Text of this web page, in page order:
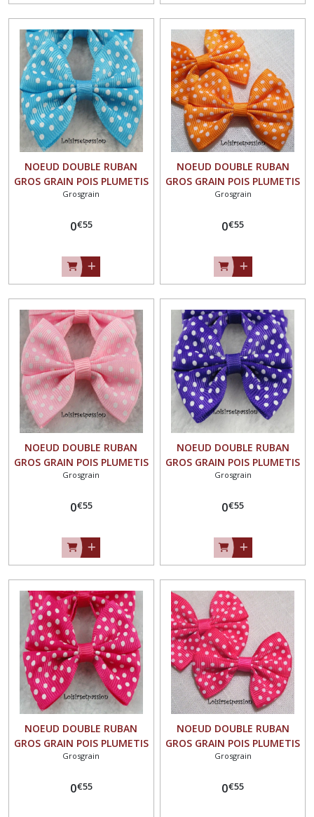
NOEUD DOUBLE RUBAN
GROS GRAIN POIS PLUMETIS
/ TURQUOISE CLAIR ** 5,5 x
pour Mariage couture
N°01
Grosgrain
0€55
NOEUD DOUBLE RUBAN
GROS GRAIN POIS PLUMETIS
/ ORANGE ** 5,5 x 4,5 cm **
Mariage couture barrette -
Grosgrain
0€55
NOEUD DOUBLE RUBAN
GROS GRAIN POIS PLUMETIS
/ ROSE ** 5,5 x 4,5 cm **
Mariage couture barrette -
Grosgrain
0€55
NOEUD DOUBLE RUBAN
GROS GRAIN POIS PLUMETIS
/ VIOLET ** 5,5 x 4,5 cm **
Mariage couture barrette -
Grosgrain
0€55
NOEUD DOUBLE RUBAN
GROS GRAIN POIS PLUMETIS
/ FUCHSIA ** 5,5 x 4,5 cm **
Mariage couture barrette -
Grosgrain
0€55
NOEUD DOUBLE RUBAN
GROS GRAIN POIS PLUMETIS
/ FUCHSIA CLAIR ** 5,5 x 4,5
pour Mariage couture
Grosgrain
0€55